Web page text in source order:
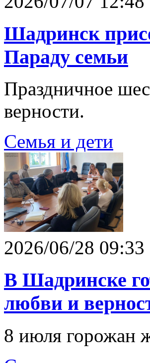
Шадринск
Параду семьи
Праздничное
верности.
Семья и дети
2026/06/28 09:33
В Шадринске
любви и
8 июля горожан